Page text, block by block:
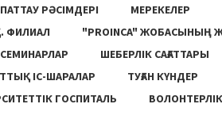
РӘСІМДЕРІ
МЕРЕКЕЛЕР
ФИЛИАЛ
"PROINCA" ЖОБАСЫНЫҢ
СЕМИНАРЛАР
ШЕБЕРЛІК САҒАТТАРЫ
ІС-ШАРАЛАР
ТУҒАН КҮНДЕР
ГОСПИТАЛЬ